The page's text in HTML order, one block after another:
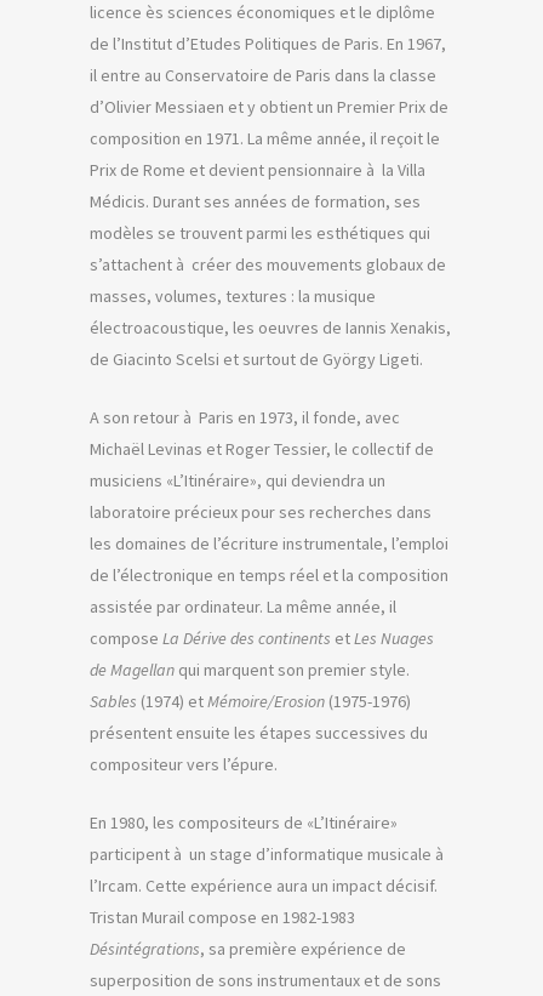
licence ès sciences économiques et le diplôme
de l’Institut d’Etudes Politiques de Paris. En 1967,
il entre au Conservatoire de Paris dans la classe
d’Olivier Messiaen et y obtient un Premier Prix de
composition en 1971. La même année, il reçoit le
Prix de Rome et devient pensionnaire à la Villa
Médicis. Durant ses années de formation, ses
modèles se trouvent parmi les esthétiques qui
s’attachent à créer des mouvements globaux de
masses, volumes, textures : la musique
électroacoustique, les oeuvres de Iannis Xenakis,
de Giacinto Scelsi et surtout de György Ligeti.
A son retour à Paris en 1973, il fonde, avec
Michaël Levinas et Roger Tessier, le collectif de
musiciens «L’Itinéraire», qui deviendra un
laboratoire précieux pour ses recherches dans
les domaines de l’écriture instrumentale, l’emploi
de l’électronique en temps réel et la composition
assistée par ordinateur. La même année, il
compose La Dérive des continents etLes Nuages
de Magellan qui marquent son premier style.
Sables (1974) etMémoire/Erosion (1975-1976)
présentent ensuite les étapes successives du
compositeur vers l’épure.
En 1980, les compositeurs de «L’Itinéraire»
participent à un stage d’informatique musicale à
l’Ircam. Cette expérience aura un impact décisif.
Tristan Murail compose en 1982-1983
Désintégrations, sa première expérience de
superposition de sons instrumentaux et de sons